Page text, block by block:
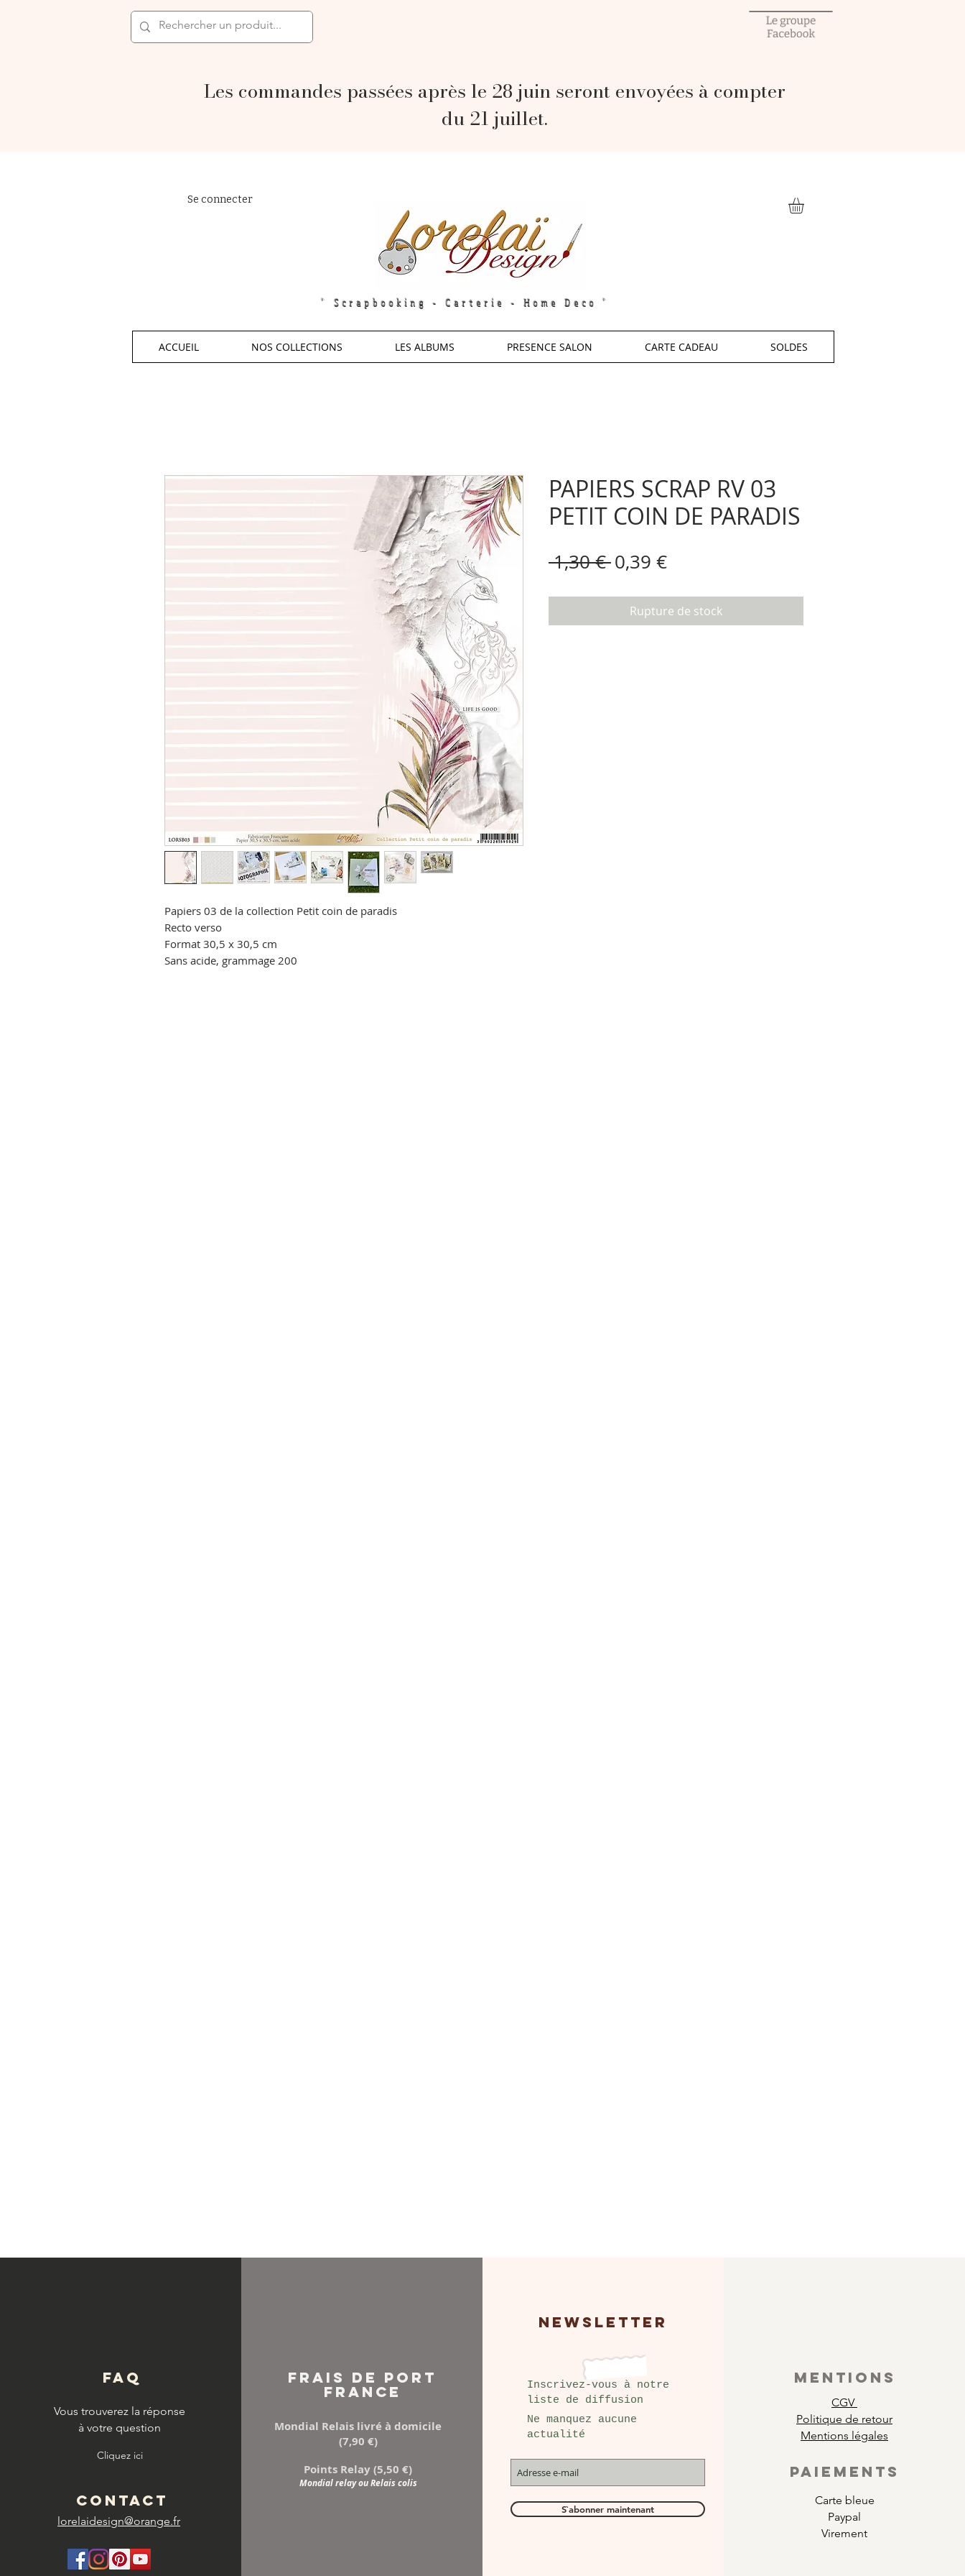
Les commandes passées après le 28 juin seront envoyées à compter
du 21 juillet.
Se connecter
" Scrapbooking - Carterie - Home Deco "
Papiers 03 de la collection Petit coin de paradis
Recto verso
Format 30,5 x 30,5 cm
Sans acide, grammage 200
PAPIERS SCRAP RV 03
PETIT COIN DE PARADIS
1,30 € Prix
0,39 €Prix
Rupture de stock
ACCUEIL NOS COLLECTIONS LES ALBUMS PRESENCE SALON CARTE CADEAU SOLDES
FAQ
Vous trouverez la réponse
à votre question
Cliquez ici
CONTACT
lorelaidesign@orange.fr
FRAIS DE PORT
FRANCE
Mondial Relais livré à domicile
(7,90 €)
Points Relay (5,50 €)
Mondial relay ou Relais colis
NEWSLETTER
Inscrivez-vous à notre
liste de diffusion
Ne manquez aucune
actualité
S`abonner maintenant
MENTIONS
CGV
Politique de retour
Mentions légales
PAIEMENTS
Carte bleue
Paypal
Virement